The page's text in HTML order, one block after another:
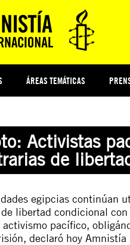
ÁREAS TEMÁTICAS
Activistas
de
egipcias continúan
de libertad condicional con
activismo pacífico,
declaró hoy Amnistía